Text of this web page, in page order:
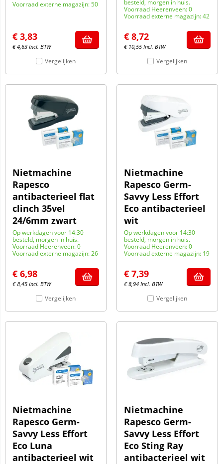
Voorraad externe magazijn: 50
€ 3,83
€4,63 Incl. BTW
Vergelijken
besteld, morgen in huis.
Voorraad Heerenveen: 0
Voorraad externe magazijn: 42
€ 8,72
€ 10,55 Incl. BTW
Vergelijken
Nietmachine
Rapesco
antibacterieel flat
clinch 35vel
24/6mm zwart
Op werkdagen voor 14:30
besteld, morgen in huis.
Voorraad Heerenveen: 0
Voorraad externe magazijn: 26
€ 6,98
€8,45 Incl. BTW
Vergelijken
Nietmachine
Rapesco Germ-
Savvy Less Effort
Eco antibacterieel
wit
Op werkdagen voor 14:30
besteld, morgen in huis.
Voorraad Heerenveen: 0
Voorraad externe magazijn: 19
€ 7,39
€8,94 Incl. BTW
Vergelijken
Nietmachine
Rapesco Germ-
Savvy Less Effort
Eco Luna
antibacterieel wit
Nietmachine
Rapesco Germ-
Savvy Less Effort
Eco Sting Ray
antibacterieel wit